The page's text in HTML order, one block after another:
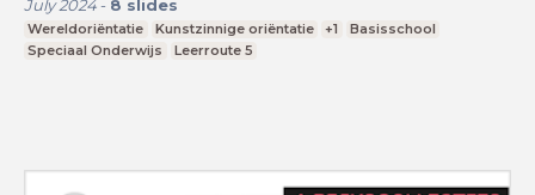
July 2024- 8 slides
Wereldoriëntatie Kunstzinnige oriëntatie +1
Basisschool
Speciaal Onderwijs
Leerroute 5